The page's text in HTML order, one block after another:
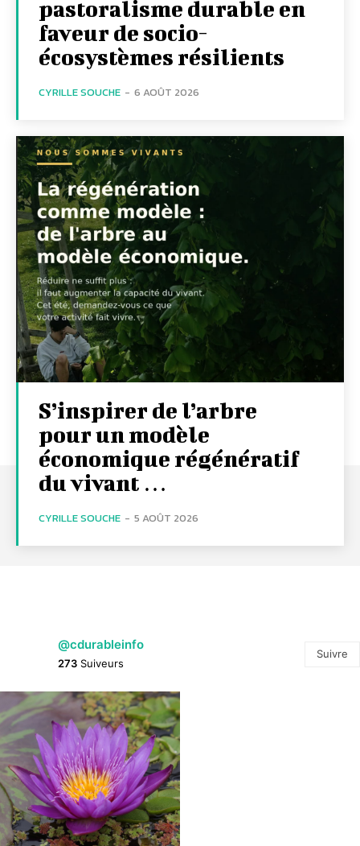
pastoralisme durable en
faveur de socio-
écosystèmes résilients
CYRILLE SOUCHE - 6 AOÛT 2026
S’inspirer de l’arbre
pour un modèle
économique régénératif
du vivant …
CYRILLE SOUCHE - 5 AOÛT 2026
@cdurableinfo
273 Suiveurs
Suivre